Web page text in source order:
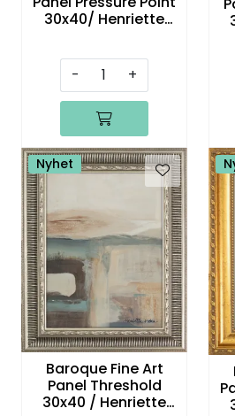
30x40/ Henriette
-
+
Nyhet
Baroque Fine Art
Panel Threshold
30x40 / Henriette